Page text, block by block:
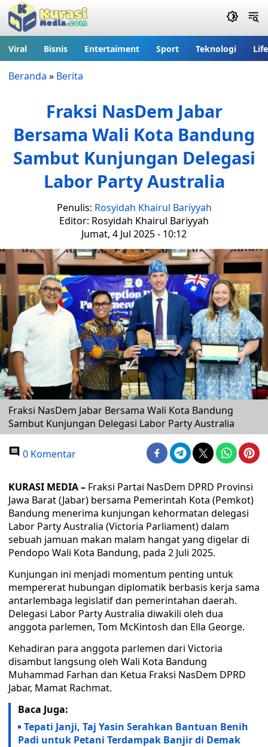
Viral Bisnis Entertaiment Sport Teknologi
Beranda » Berita
Fraksi NasDem Jabar
Bersama Wali Kota Bandung
Sambut Kunjungan Delegasi
Labor Party Australia
Penulis: Rosyidah Khairul Bariyyah
Editor: Rosyidah Khairul Bariyyah
Jumat, 4 Jul 2025 - 10:12
Fraksi NasDem Jabar Bersama Wali Kota Bandung
Sambut Kunjungan Delegasi Labor Party Australia
0 Komentar
KURASI MEDIA – Fraksi Partai NasDem DPRD Provinsi
Jawa Barat (Jabar) bersama Pemerintah Kota (Pemkot)
Bandung menerima kunjungan kehormatan delegasi
Labor Party Australia (Victoria Parliament) dalam
sebuah jamuan makan malam hangat yang digelar di
Pendopo Wali Kota Bandung, pada 2 Juli 2025.
Kunjungan ini menjadi momentum penting untuk
mempererat hubungan diplomatik berbasis kerja sama
antarlembaga legislatif dan pemerintahan daerah.
Delegasi Labor Party Australia diwakili oleh dua
anggota parlemen, Tom McKintosh dan Ella George.
Kehadiran para anggota parlemen dari Victoria
disambut langsung oleh Wali Kota Bandung
Muhammad Farhan dan Ketua Fraksi NasDem DPRD
Jabar, Mamat Rachmat.
Baca Juga:
Tepati Janji, Taj Yasin Serahkan Bantuan Benih
Padi untuk Petani Terdampak Banjir di Demak